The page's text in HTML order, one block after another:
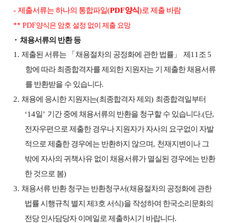
-제출서류는 하나의 통합파일(PDF양식)로 제출 바람
** PDF양식은 암호 설정 없이 제출 요망
⬝채용서류의 반환 등
1.제출된 서류는 「 채용절차의 공정화에 관한 법률 」제 11 조 5
항에 따라 최종합격자를 제외한 지원자는 기 제출한 채용서류
를 반환받을 수 있습니다.
2. 채용에 응시한 지원자는(최종합격자 제외) 최종합격일부터
‘14일’ 기간 중에 채용서류의 반환을 청구할 수 있습니다.(단,
전자우편으로 제출한 경우나 지원자가 자사의 요구없이 자발
적으로 제출한 경우에는 반환하지 않으며, 천재지변이나 그
밖에 자사의 귀책사유 없이 채용서류가 멸실된 경우에는 반환
한 것으로 봄)
3. 채용서류 반환 청구는 반환청구서(채용절차의 공정화에 관한
법률 시행규칙 별지 제 3호 서식)을 작성하여 한국소리문화의
전당 인사담당자 이메일로 제출하시기 바랍니다.